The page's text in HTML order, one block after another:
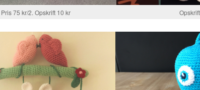
Pris 75 kr/2. Opskrift 10 kr